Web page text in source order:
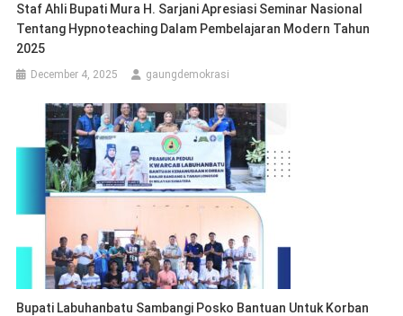
Staf Ahli Bupati Mura H. Sarjani Apresiasi Seminar Nasional
Tentang Hypnoteaching Dalam Pembelajaran Modern Tahun
2025
December 4, 2025 gaungdemokrasi
Bupati Labuhanbatu Sambangi Posko Bantuan Untuk Korban